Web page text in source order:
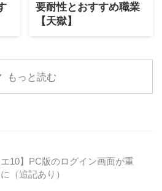
要耐性とおすすめ職業
【天獄】
もっと読む
エ10】PC版のログイン画面が重
（追記あり）